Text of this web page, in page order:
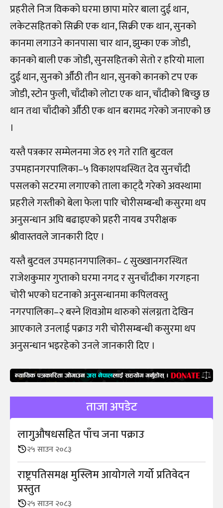
प्रहरीले निज विकको घरमा छापा मारेर बाला दुई थान,
लकेटसहितको सिक्री एक थान, सिक्री एक थान, सुनको
कानमा लगाउने कानपासा चार थान, झुम्का एक जोडी,
कानको बाली एक जोडी, सुनसहितको सेतो र हरियो माला
दुई थान, सुनको औँठी तीन थान, सुनको कानको टप एक
जोडी, स्टोन फुली, चाँदीको लोटा एक थान, चाँदीको बिच्छु छ
थान तथा चाँदीको औँठी एक थान बरामद गरेको जनाएको छ
।
यस्तै पत्रकार सम्मेलनमा जेठ १९ गते राति बुटवल
उपमहानगरपालिका–५ विकाशपथस्थित देव सुनचाँदी
पसलको सटरमा लगाएको ताला काट्दै गरेको अवस्थामा
प्रहरीले गस्तीको बेला फेला पारि चोरीसम्बन्धी कसुरमा थप
अनुसन्धान अघि बढाइएको प्रहरी नायब उपरीक्षक
श्रीवास्तवले जानकारी दिए ।
यस्तै बुटवल उपमहानगपालिका– ८ सुख्खानगरस्थित
राजेशकुमार गुप्ताको घरमा नगद र सुनचाँदीका गरगहना
चोरी भएको घटनाको अनुसन्धानमा कपिलवस्तु
नगरपालिका–२ बस्ने शिवओम थारुको संलग्नता देखिन
आएकाले उनलाई पक्राउ गरी चोरीसम्बन्धी कसुरमा थप
अनुसन्धान भइरहेको उनले जानकारी दिए ।
ताजा अपडेट
लागुऔषधसहित पाँच जना पक्राउ
२५ साउन २०८३
राष्ट्रपतिसमक्ष मुस्लिम आयोगले गर्यो प्रतिवेदन
प्रस्तुत
२५ साउन २०८३